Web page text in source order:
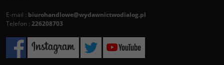
E-mail : biurohandlowe@wydawnictwodialog.pl
Telefon : 226208703